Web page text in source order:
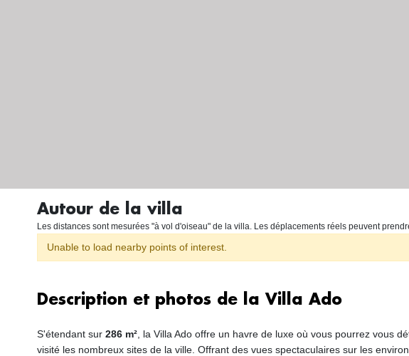
Autour de la villa
Les distances sont mesurées "à vol d'oiseau" de la villa. Les déplacements réels peuvent
Unable to load nearby points of interest.
Description et photos de la Villa Ado
S'étendant sur 286 m² , la Villa Ado offre un havre de luxe où vous pourrez vous
visité les nombreux sites de la ville. Offrant des vues spectaculaires sur les